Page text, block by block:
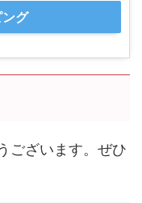
グ
ございます。ぜひ